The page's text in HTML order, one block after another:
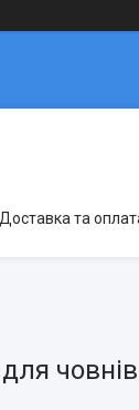
Доставка та
човнів